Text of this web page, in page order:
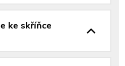
ke skříňce